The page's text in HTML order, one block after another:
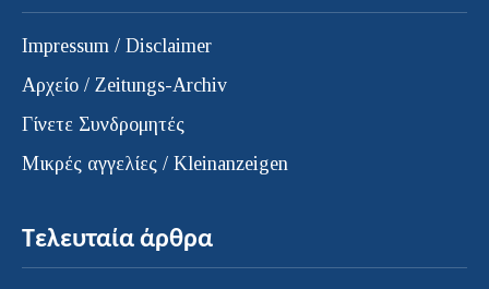
Impressum / Disclaimer
Αρχείο / Zeitungs-Archiv
Γίνετε Συνδρομητές
Μικρές αγγελίες / Kleinanzeigen
Τελευταία άρθρα